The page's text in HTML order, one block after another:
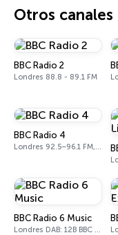
Otros canales
BBC Radio 2
Londres 88.8 - 89.1 FM
BBC Radio 4
Londres 92.5–96.1 FM, 103.5–104.9 FM, 198 LW
BBC Radio 6 Music
Londres DAB: 12B BBC National DAB